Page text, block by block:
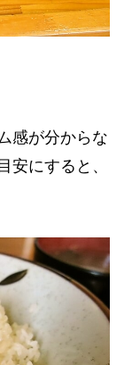
感が分からな
安にすると、